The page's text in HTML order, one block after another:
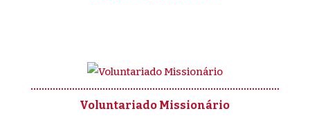
Voluntariado Missionário